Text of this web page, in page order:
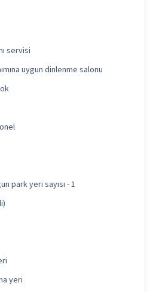
servisi
uygun dinlenme salonu
park yeri sayısı - 1
yeri